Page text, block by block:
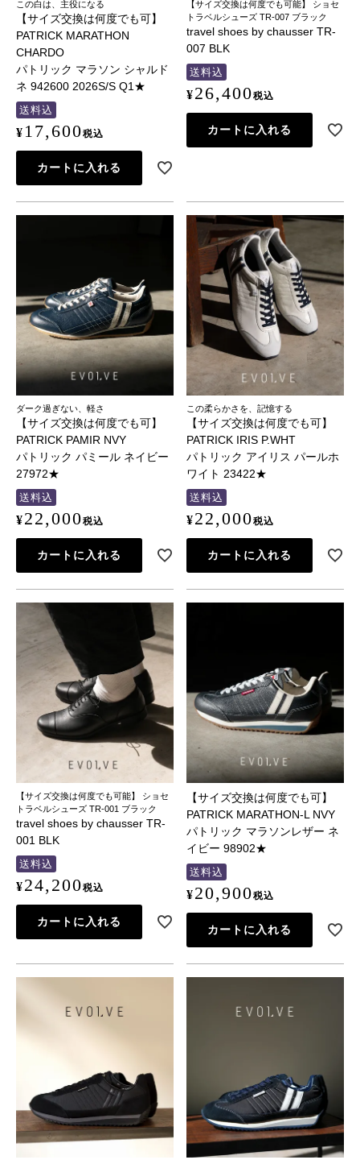
この白は、主役になる
【サイズ交換は何度でも可】
PATRICK MARATHON
CHARDO
パトリック マラソン シャルド
ネ 942600 2026S/S Q1★
送料込
¥ 17,600税込
カートに入れる
【サイズ交換は何度でも可能】 ショセ
トラベルシューズ TR-007 ブラック
travel shoes by chausser TR-
007 BLK
送料込
¥26,400税込
カートに入れる
ダーク過ぎない、軽さ
【サイズ交換は何度でも可】
PATRICK PAMIR NVY
パトリック パミール ネイビー
27972★
送料込
¥22,000税込
カートに入れる
この柔らかさを、記憶する
【サイズ交換は何度でも可】
PATRICK IRIS P.WHT
パトリック アイリス パールホ
ワイト 23422★
送料込
¥22,000税込
カートに入れる
【サイズ交換は何度でも可能】 ショセ
トラベルシューズ TR-001 ブラック
travel shoes by chausser TR-
001 BLK
送料込
¥24,200税込
カートに入れる
【サイズ交換は何度でも可】
PATRICK MARATHON-L NVY
パトリック マラソンレザー ネ
イビー 98902★
送料込
¥20,900税込
カートに入れる